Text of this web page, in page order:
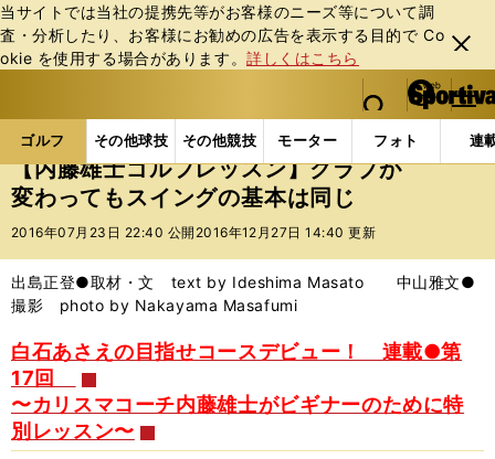
当サイトでは当社の提携先等がお客様のニーズ等について調
査・分析したり、お客様にお勧めの広告を表⽰する⽬的で Co
okie を使⽤する場合があります。詳しくはこちら
閉じ
る
web Sportiva (webスポルティーバ)
検索
マイペ
ー
ジ
メニュ
ゴルフ その他球技 その他競技 モーター フォト 連
ス
ポ
ル
バ
ゴルフの記事一覧 ゴルフ その他 【内藤雄士ゴ
【内藤雄士ゴルフレッスン】クラブが
変わってもスイングの基本は同じ
2016年07月23日 22:40 公開 2016年12月27日 14:40 更新
出島正登●取材・文 text by Ideshima Masato 中山雅文●
撮影 photo by Nakayama Masafumi
白石あさえの目指せコースデビュー！ 連載●第
17回
〜カリスマコーチ内藤雄士がビギナーのために特
別レッスン〜